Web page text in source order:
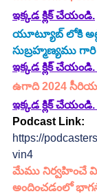
ఇక్కడ క్లిక్ చేయండి.
యూట్యూబ్ లోకి
సుబ్రహ్మణ్యము గారి
ఇక్కడ క్లిక్ చేయండి.
ఉగాది 2024
ఇక్కడ క్లిక్ చేయండి.
Podcast Link:
https://
vin4
మేము నిర్వహించే
అందించడంలో